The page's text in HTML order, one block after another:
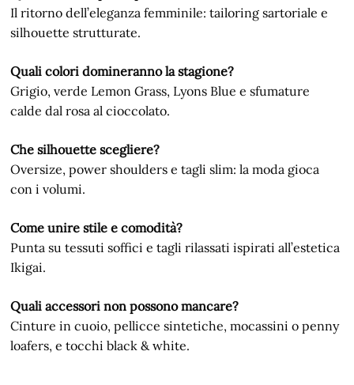
Il ritorno dell’eleganza femminile: tailoring sartoriale e
silhouette strutturate.
Quali colori domineranno la stagione?
Grigio, verde Lemon Grass, Lyons Blue e sfumature
calde dal rosa al cioccolato.
Che silhouette scegliere?
Oversize, power shoulders e tagli slim: la moda gioca
con i volumi.
Come unire stile e comodità?
Punta su tessuti soffici e tagli rilassati ispirati all’estetica
Ikigai.
Quali accessori non possono mancare?
Cinture in cuoio, pellicce sintetiche, mocassini o penny
loafers, e tocchi black & white.